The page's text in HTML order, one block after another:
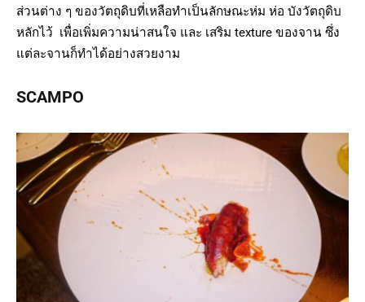
ส่วนต่าง ๆ ของวัตถุดิบที่เหลือทำเป็นลักษณะห่ม ห่อ บังวัตถุดิบ
หลักไว้ เพื่อเพิ่มความน่าสนใจ และ เสริม texture ของจาน ซึ่ง
แต่ละจานก็ทำได้อย่างสวยงาม
SCAMPO